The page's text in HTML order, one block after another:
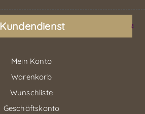
Kundendienst
Mein Konto
Warenkorb
Wunschliste
Geschäftskonto